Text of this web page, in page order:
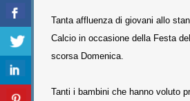
Tanta affluenza di giovani allo
Calcio in occasione della Festa
scorsa Domenica.
Tanti i bambini che hanno voluto